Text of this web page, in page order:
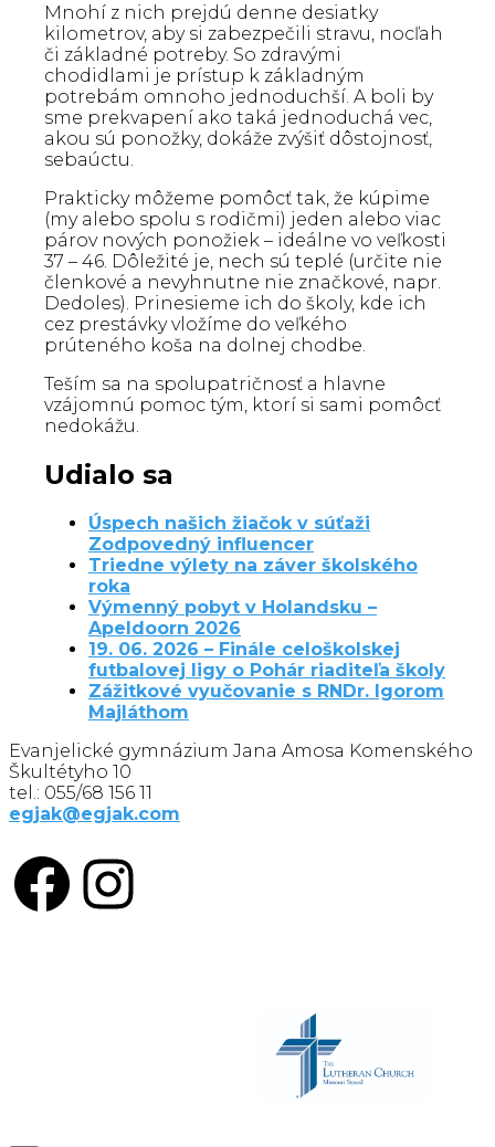
Mnohí z nich prejdú denne desiatky
kilometrov, aby si zabezpečili stravu, nocľah
či základné potreby. So zdravými
chodidlami je prístup k základným
potrebám omnoho jednoduchší. A boli by
sme prekvapení ako taká jednoduchá vec,
akou sú ponožky, dokáže zvýšiť dôstojnosť,
sebaúctu.
Prakticky môžeme pomôcť tak, že kúpime
(my alebo spolu s rodičmi) jeden alebo viac
párov nových ponožiek – ideálne vo veľkosti
37 – 46. Dôležité je, nech sú teplé (určite nie
členkové a nevyhnutne nie značkové, napr.
Dedoles). Prinesieme ich do školy, kde ich
cez prestávky vložíme do veľkého
prúteného koša na dolnej chodbe.
Teším sa na spolupatričnosť a hlavne
vzájomnú pomoc tým, ktorí si sami pomôcť
nedokážu.
Udialo sa
Úspech našich žiačok v súťaži
Zodpovedný influencer
Triedne výlety na záver školského
roka
Výmenný pobyt v Holandsku –
Apeldoorn 2026
19. 06. 2026 – Finále celoškolskej
futbalovej ligy o Pohár riaditeľa školy
Zážitkové vyučovanie s RNDr. Igorom
Majláthom
Evanjelické gymnázium Jana Amosa Komenského
Škultétyho 10
tel.: 055/68 156 11
egjak@egjak.com
FacebookInstagram